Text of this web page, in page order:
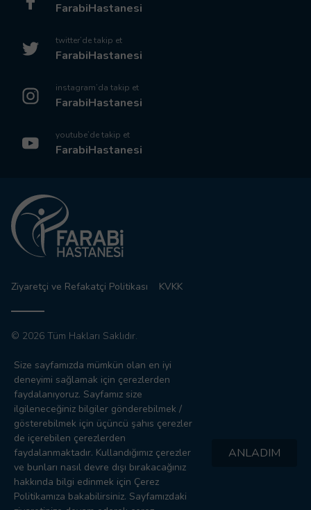
FarabiHastanesi
twitter’de takip et
FarabiHastanesi
instagram’da takip et
FarabiHastanesi
youtube’de takip et
FarabiHastanesi
Ziyaretçi ve Refakatçi Politikası KVKK
© 2026 Tüm Hakları Saklıdır.
İzinsiz, kaynak gösterilmeden kullanılamaz.
0332
221 4444
RANDEVU
Size sayfamızda mümkün olan en iyi
deneyimi sağlamak için çerezlerden
faydalanıyoruz. Sayfamız size
ilgileneceğiniz bilgiler gönderebilmek /
gösterebilmek için üçüncü şahıs çerezler
de içerebilen çerezlerden
faydalanmaktadır. Kullandığımız çerezler
ve bunları nasıl devre dışı bırakacağınız
hakkında bilgi edinmek için Çerez
Politikamıza bakabilirsiniz. Sayfamızdaki
ANLADIM